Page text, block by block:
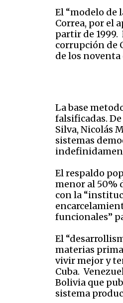
El “modelo de
Correa, por el
partir de
corrupción de
de los
La base
falsificadas.
Silva, Nicolás
sistemas
El respaldo
menor al 50%
con la
funcionales”
El
materias
vivir mejor y
Cuba.
Bolivia que
sistema